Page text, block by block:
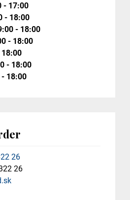
- 17:00
- 18:00
- 18:00
- 18:00
- 18:00
18:00
26
26